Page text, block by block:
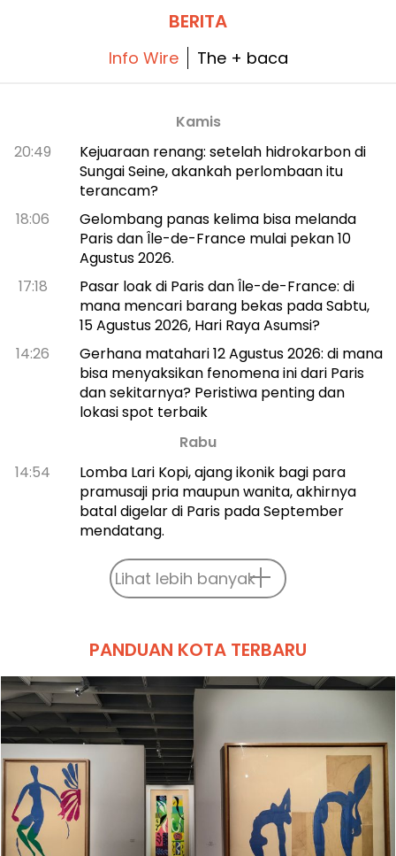
BERITA
Info Wire The + baca
Kamis
20:49
Kejuaraan renang: setelah hidrokarbon di
Sungai Seine, akankah perlombaan itu
terancam?
18:06
Gelombang panas kelima bisa melanda
Paris dan Île-de-France mulai pekan 10
Agustus 2026.
17:18
Pasar loak di Paris dan Île-de-France: di
mana mencari barang bekas pada Sabtu,
15 Agustus 2026, Hari Raya Asumsi?
14:26
Gerhana matahari 12 Agustus 2026: di mana
bisa menyaksikan fenomena ini dari Paris
dan sekitarnya? Peristiwa penting dan
lokasi spot terbaik
Rabu
14:54
Lomba Lari Kopi, ajang ikonik bagi para
pramusaji pria maupun wanita, akhirnya
batal digelar di Paris pada September
mendatang.
Lihat lebih banyak
PANDUAN KOTA TERBARU